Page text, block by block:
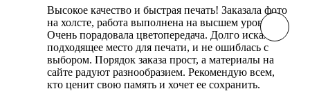
Высокое качество и быстрая печать! Заказала фото
на холсте, работа выполнена на высшем уровне.
Очень порадовала цветопередача. Долго искала
подходящее место для печати, и не ошиблась с
выбором. Порядок заказа прост, а материалы на
сайте радуют разнообразием. Рекомендую всем,
кто ценит свою память и хочет ее сохранить.